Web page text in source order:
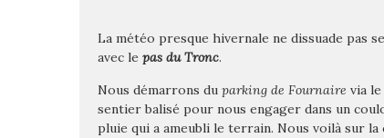
La météo presque hivernale ne dissuade pas
avec le pas du Tronc.
Nous démarrons du parking de Fournaire via le
sentier balisé pour nous engager dans un
pluie qui a ameubli le terrain. Nous voilà sur la